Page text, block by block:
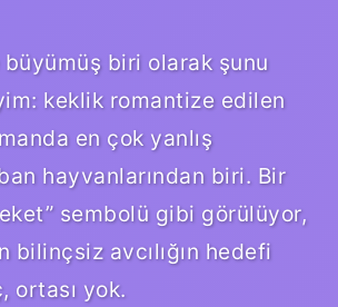
büyümüş biri olarak şunu
keklik romantize edilen
en çok yanlış
hayvanlarından biri. Bir
sembolü gibi görülüyor,
bilinçsiz avcılığın hedefi
ortası yok.